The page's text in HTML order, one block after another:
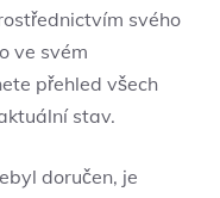
svého
ve svém
přehled všech
stav.
doručen, je